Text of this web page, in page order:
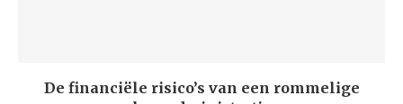
De financiële risico’s van een rommelige